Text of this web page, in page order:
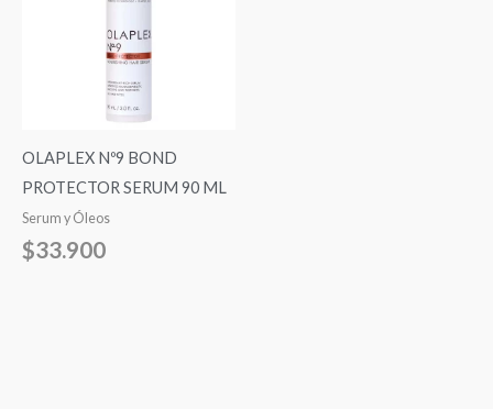
OLAPLEX Nº9 BOND
PROTECTOR SERUM 90 ML
Serum y Óleos
$33.900